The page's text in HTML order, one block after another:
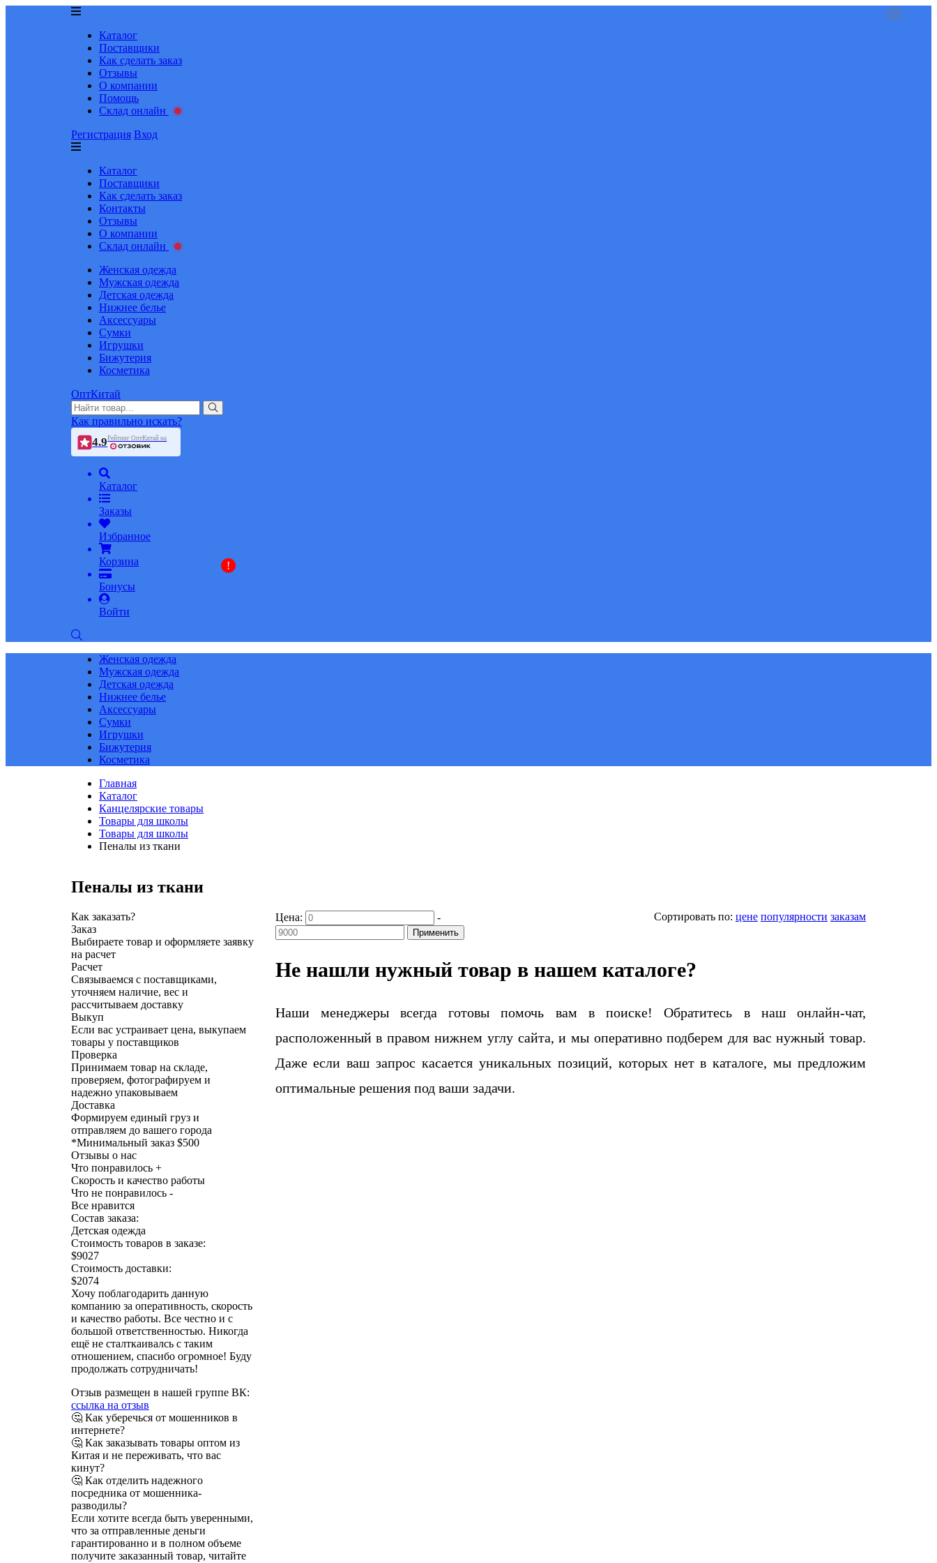
Каталог
Поставщики
Как сделать заказ
Отзывы
О компании
Помощь
Склад онлайн
Регистрация Вход
Каталог
Поставщики
Как сделать заказ
Контакты
Отзывы
О компании
Склад онлайн
Женская одежда
Мужская одежда
Детская одежда
Нижнее белье
Аксессуары
Сумки
Игрушки
Бижутерия
Косметика
ОптКитай
Как правильно искать?
4.9Рейтинг ОптКитай на
Каталог
Заказы
Избранное
Корзина
Бонусы
!
Войти
Женская одежда
Мужская одежда
Детская одежда
Нижнее белье
Аксессуары
Сумки
Игрушки
Бижутерия
Косметика
Главная
Каталог
Канцелярские товары
Товары для школы
Товары для школы
Пеналы из ткани
Пеналы из ткани
Как заказать?
Заказ
Выбираете товар и оформляете заявку
на расчет
Расчет
Связываемся с поставщиками,
уточняем наличие, вес и
рассчитываем доставку
Выкуп
Если вас устраивает цена, выкупаем
товары у поставщиков
Проверка
Принимаем товар на складе,
проверяем, фотографируем и
надежно упаковываем
Доставка
Формируем единый груз и
отправляем до вашего города
*Минимальный заказ $500
Отзывы о нас
Что понравилось +
Скорость и качество работы
Что не понравилось -
Все нравится
Состав заказа:
Детская одежда
Стоимость товаров в заказе:
$9027
Стоимость доставки:
$2074
Хочу поблагодарить данную
компанию за оперативность, скорость
и качество работы. Все честно и с
большой ответственностью. Никогда
ещё не сталткаивалсь с таким
отношением, спасибо огромное! Буду
продолжать сотрудничать!
Отзыв размещен в нашей группе ВК:
ссылка на отзыв
🤔 Как уберечься от мошенников в
интернете?
🤔 Как заказывать товары оптом из
Китая и не переживать, что вас
кинут?
🤔 Как отделить надежного
посредника от мошенника-
разводилы?
Если хотите всегда быть уверенными,
что за отправленные деньги
гарантированно и в полном объеме
получите заказанный товар, читайте
Сортировать по: цене популярности заказам
Цена: -
Применить
Не нашли нужный товар в нашем каталоге?
Наши менеджеры всегда готовы помочь вам в поиске! Обратитесь в наш онлайн-чат,
расположенный в правом нижнем углу сайта, и мы оперативно подберем для вас нужный товар.
Даже если ваш запрос касается уникальных позиций, которых нет в каталоге, мы предложим
оптимальные решения под ваши задачи.